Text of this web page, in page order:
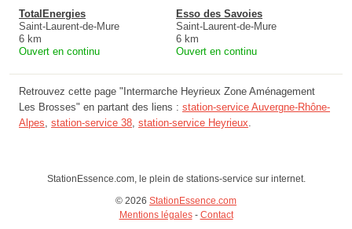
TotalEnergies
Saint-Laurent-de-Mure
6 km
Ouvert en continu
Esso des Savoies
Saint-Laurent-de-Mure
6 km
Ouvert en continu
Retrouvez cette page "Intermarche Heyrieux Zone Aménagement
Les Brosses" en partant des liens : station-service Auvergne-Rhône-
Alpes station-service 38 station-service Heyrieux
StationEssence.com, le plein de stations-service sur internet.
© 2026 StationEssence.com
Mentions légales- Contact